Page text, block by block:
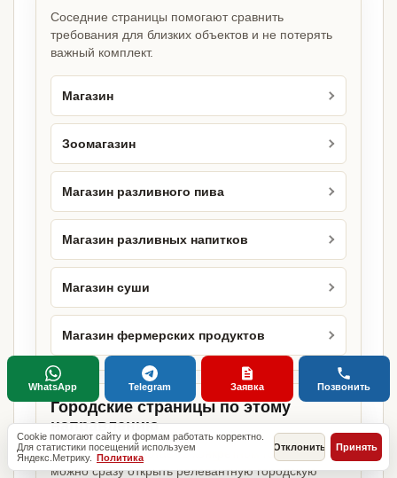
Соседние страницы помогают сравнить
требования для близких объектов и не потерять
важный комплект.
Магазин
Зоомагазин
Магазин разливного пива
Магазин разливных напитков
Магазин суши
Магазин фермерских продуктов
Городские страницы по этому
направлению
Если объект работает в конкретном городе,
можно сразу открыть релевантную городскую
Cookie помогают сайту и формам работать корректно.
Для статистики посещений используем
Яндекс.Метрику. Политика
Отклонить Принять
WhatsApp Telegram Заявка Позвонить